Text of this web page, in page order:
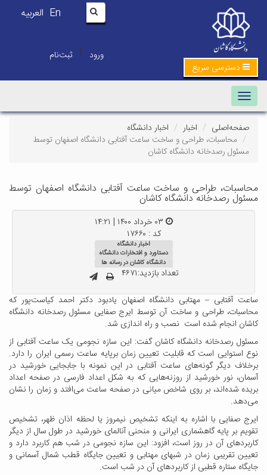
En العربیه
ورود | ثبت‌نام
دسترسی سریع
Toggle navigation
صفحه‌اصلی اخبار
اخبار دانشگاه
محاسبات، طراحی و ساخت ساعت آفتابی دانشگاه اصفهان توسط
مسئول رصدخانه دانشگاه کاشان
محاسبات، طراحی و ساخت ساعت آفتابی دانشگاه اصفهان توسط
مسئول رصدخانه دانشگاه کاشان
کد : ۱۷۶۶۰
اخبار دانشگاه
دستاورد و افتخارات دانشگاه
دانشگاه کاشان در رسانه ها
تعداد بازدید:۴۶۷۱
ساعت آفتابی – مهتابی دانشگاه اصفهان یادبود دکتر احمد کیاست‌پور که
محاسبات، طراحی و ساخت آن توسط ایرج صفایی مسئول رصدخانه دانشگاه
کاشان انجام شده است نصب و راه اندازی شد.
مسئول رصدخانه دانشگاه کاشان گفت: این سازه نجومی یک ساعت آفتابی از
نوع استوایی است که قابلیت تعیین زمان برپایه ساعت رسمی ایران را دارد.
برخلاف دیگر گونه‌های ساعت آفتابی در این نمونه با جابجایی خورشید در
آسمان، نور خورشید از روزنه‌هایی که به شکل اعداد فارسی در صفحه اعداد
بریده شده‌اند، بر روی شاخص میانی در صفحه ساعت می‌افتد و زمان را نشان
می‌دهد.
ایرج صفایی با اشاره به اینکه تشخیص نیمروز یا لحظه اذان ظهر، تشخیص
تقویم بر پایه گاهشماری ایرانی و منحنی آنالمای خورشید در طول سال از دیگر
کاربردهای آن در روز است، افزود: این سازه نجومی در شب هم کاربرد دارد و
تعیین تقریبی زمان در شبهای مهتابی و تعیین جایگاه قطب شمال آسمانی و
جایگاه ستاره قطبی از کاربردهای آن در شب است.